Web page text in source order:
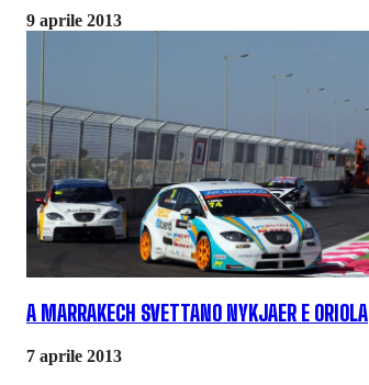
9 aprile 2013
A MARRAKECH SVETTANO NYKJAER E ORIOLA
7 aprile 2013